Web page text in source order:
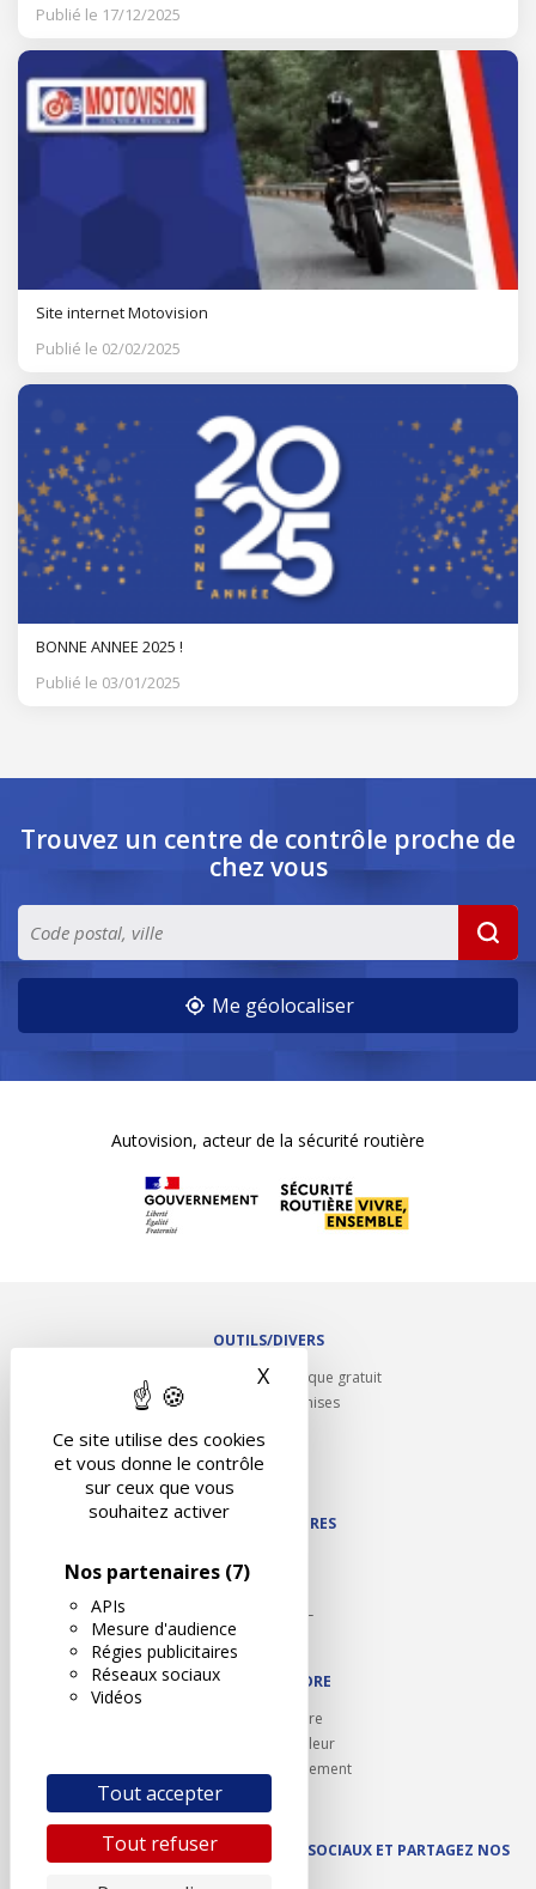
Ce site utilise des cookies
et vous donne le contrôle
sur ceux que vous
souhaitez activer
Nos partenaires (7)
APIs
Mesure d'audience
Régies publicitaires
Réseaux sociaux
Vidéos
Tout accepter
Tout refuser
X Masquer le bandeau des
Publié le 17/12/2025
Site internet Motovision
Publié le 02/02/2025
BONNE ANNEE 2025 !
Publié le 03/01/2025
Trouvez un centre de contrôle proche de
chez vous
Me géolocaliser
Autovision, acteur de la sécurité routière
OUTILS/DIVERS
Rappel contrôle technique gratuit
Partenariats/Remises
Contact
NOS PARTENAIRES
Autodidact
Karoil
Autovision PL
Motovision
NOUS REJOINDRE
Ouvrir un centre
Devenez contrôleur
Carrières et recrutement
SUIVEZ AUTOVISION SUR LES RÉSEAUX SOCIAUX ET PARTAGEZ NOS